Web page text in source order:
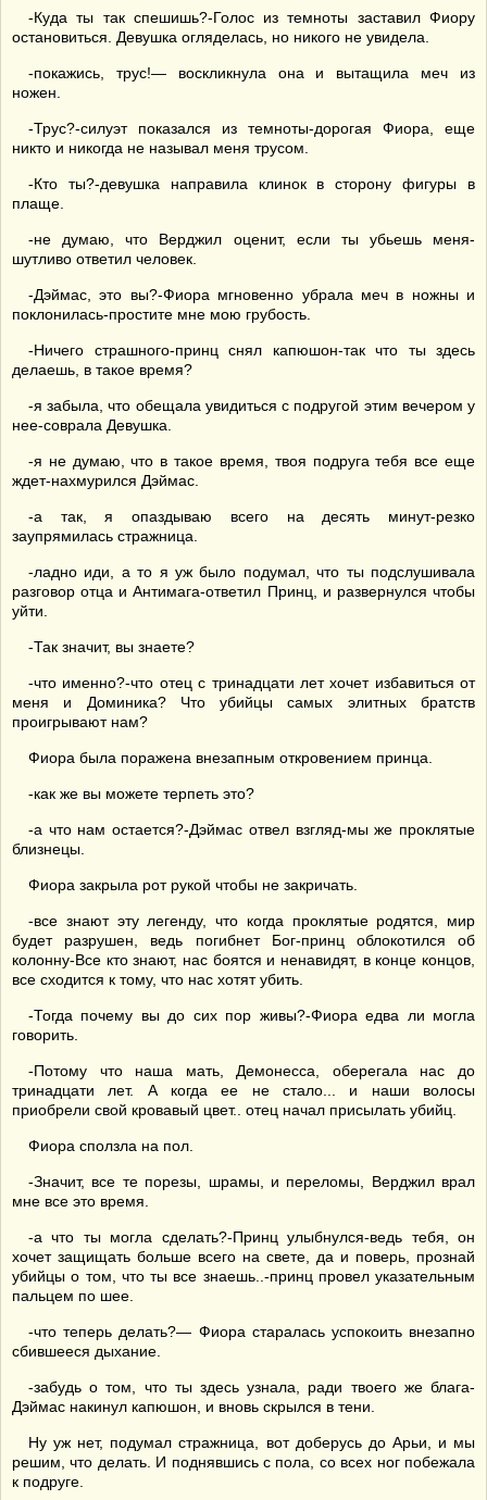
-Куда ты так спешишь?-Голос из темноты заставил Фиору
остановиться. Девушка огляделась, но никого не увидела.
-покажись, трус!— воскликнула она и вытащила меч из
ножен.
-Трус?-силуэт показался из темноты-дорогая Фиора, еще
никто и никогда не называл меня трусом.
-Кто ты?-девушка направила клинок в сторону фигуры в
плаще.
-не думаю, что Верджил оценит, если ты убьешь меня-
шутливо ответил человек.
-Дэймас, это вы?-Фиора мгновенно убрала меч в ножны и
поклонилась-простите мне мою грубость.
-Ничего страшного-принц снял капюшон-так что ты здесь
делаешь, в такое время?
-я забыла, что обещала увидиться с подругой этим вечером у
нее-соврала Девушка.
-я не думаю, что в такое время, твоя подруга тебя все еще
ждет-нахмурился Дэймас.
-а так, я опаздываю всего на десять минут-резко
заупрямилась стражница.
-ладно иди, а то я уж было подумал, что ты подслушивала
разговор отца и Антимага-ответил Принц, и развернулся чтобы
уйти.
-Так значит, вы знаете?
-что именно?-что отец с тринадцати лет хочет избавиться от
меня и Доминика? Что убийцы самых элитных братств
проигрывают нам?
Фиора была поражена внезапным откровением принца.
-как же вы можете терпеть это?
-а что нам остается?-Дэймас отвел взгляд-мы же проклятые
близнецы.
Фиора закрыла рот рукой чтобы не закричать.
-все знают эту легенду, что когда проклятые родятся, мир
будет разрушен, ведь погибнет Бог-принц облокотился об
колонну-Все кто знают, нас боятся и ненавидят, в конце концов,
все сходится к тому, что нас хотят убить.
-Тогда почему вы до сих пор живы?-Фиора едва ли могла
говорить.
-Потому что наша мать, Демонесса, оберегала нас до
тринадцати лет. А когда ее не стало... и наши волосы
приобрели свой кровавый цвет.. отец начал присылать убийц.
Фиора сползла на пол.
-Значит, все те порезы, шрамы, и переломы, Верджил врал
мне все это время.
-а что ты могла сделать?-Принц улыбнулся-ведь тебя, он
хочет защищать больше всего на свете, да и поверь, прознай
убийцы о том, что ты все знаешь..-принц провел указательным
пальцем по шее.
-что теперь делать?— Фиора старалась успокоить внезапно
сбившееся дыхание.
-забудь о том, что ты здесь узнала, ради твоего же блага-
Дэймас накинул капюшон, и вновь скрылся в тени.
Ну уж нет, подумал стражница, вот доберусь до Арьи, и мы
решим, что делать. И поднявшись с пола, со всех ног побежала
к подруге.